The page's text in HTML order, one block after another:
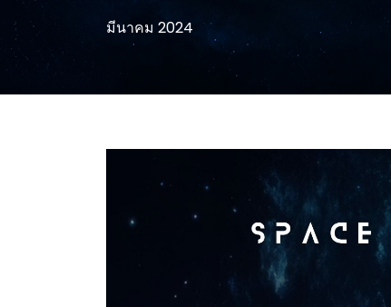
มีนาคม 2024